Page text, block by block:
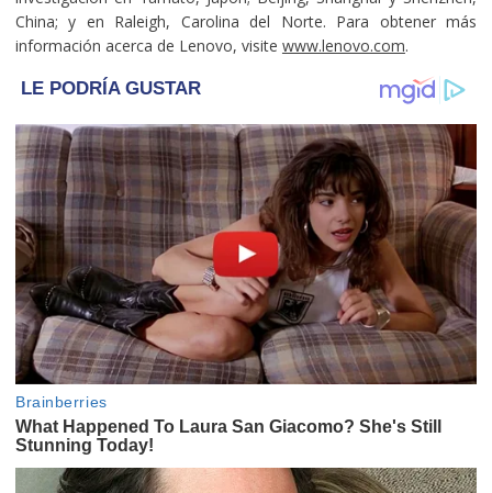
China; y en Raleigh, Carolina del Norte. Para obtener más
información acerca de Lenovo, visite www.lenovo.com.